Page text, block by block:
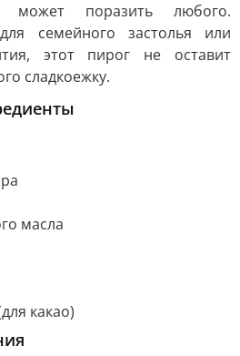
может поразить любого.
семейного застолья или
этот пирог не оставит
сладкоежку.
масла
какао)